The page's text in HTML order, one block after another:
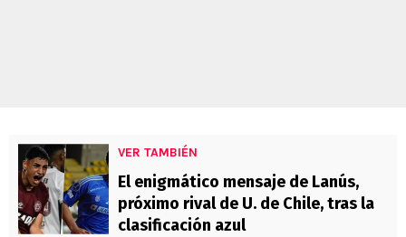
VER TAMBIÉN
El enigmático mensaje de Lanús,
próximo rival de U. de Chile, tras la
clasificación azul